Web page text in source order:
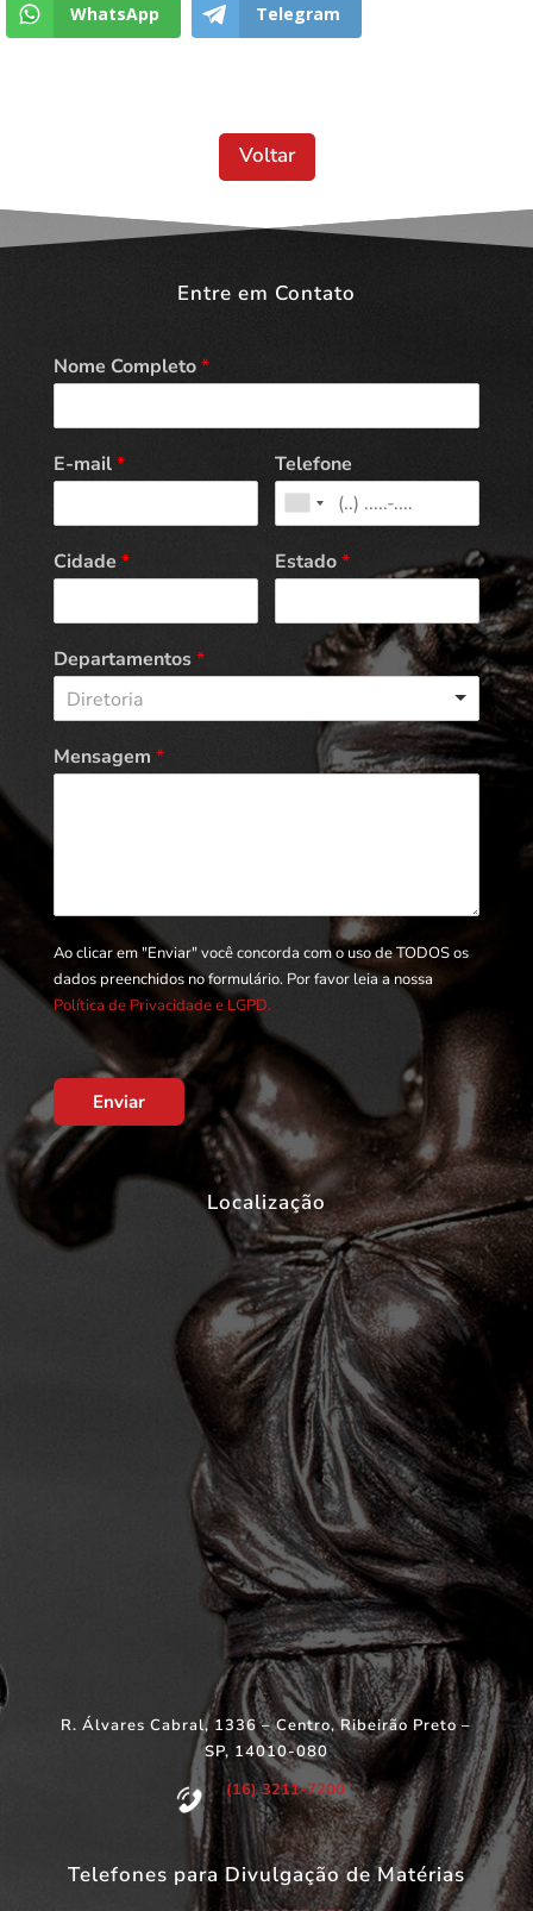
WhatsApp Telegram
Voltar
Entre em Contato
Nome Completo*
E-mail* Telefone
Cidade * Estado*
Departamentos*
Diretoria
Mensagem *
Ao clicar em "Enviar" você concorda com o uso de TODOS os
dados preenchidos no formulário. Por favor leia a nossa
Política de Privacidade e LGPD.
Enviar
Localização
R. Álvares Cabral, 1336 – Centro, Ribeirão Preto –
SP, 14010-080
(16) 3211-7200
Telefones para Divulgação de Matérias